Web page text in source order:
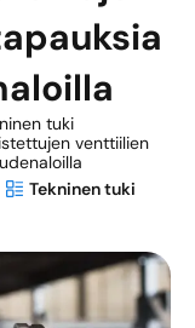
tuki
venttiilien
Tekninen tuki